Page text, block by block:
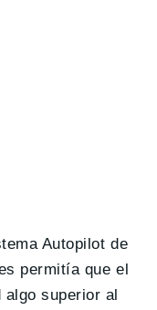
Autopilot de
permitía que el
superior al